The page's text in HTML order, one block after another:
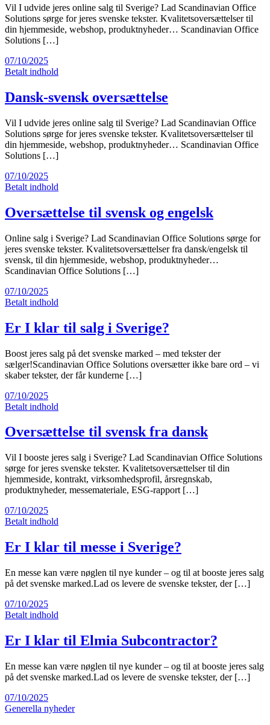
Vil I udvide jeres online salg til Sverige? Lad Scandinavian Office
Solutions sørge for jeres svenske tekster. Kvalitetsoversættelser til
din hjemmeside, webshop, produktnyheder… Scandinavian Office
Solutions […]
07/10/2025
Betalt indhold
Dansk-svensk oversættelse
Vil I udvide jeres online salg til Sverige? Lad Scandinavian Office
Solutions sørge for jeres svenske tekster. Kvalitetsoversættelser til
din hjemmeside, webshop, produktnyheder… Scandinavian Office
Solutions […]
07/10/2025
Betalt indhold
Oversættelse til svensk og engelsk
Online salg i Sverige? Lad Scandinavian Office Solutions sørge for
jeres svenske tekster. Kvalitetsoversættelser fra dansk/engelsk til
svensk, til din hjemmeside, webshop, produktnyheder…
Scandinavian Office Solutions […]
07/10/2025
Betalt indhold
Er I klar til salg i Sverige?
Boost jeres salg på det svenske marked – med tekster der
sælger!Scandinavian Office Solutions oversætter ikke bare ord – vi
skaber tekster, der får kunderne […]
07/10/2025
Betalt indhold
Oversættelse til svensk fra dansk
Vil I booste jeres salg i Sverige? Lad Scandinavian Office Solutions
sørge for jeres svenske tekster. Kvalitetsoversættelser til din
hjemmeside, kontrakt, virksomhedsprofil, årsregnskab,
produktnyheder, messemateriale, ESG-rapport […]
07/10/2025
Betalt indhold
Er I klar til messe i Sverige?
En messe kan være nøglen til nye kunder – og til at booste jeres salg
på det svenske marked.Lad os levere de svenske tekster, der […]
07/10/2025
Betalt indhold
Er I klar til Elmia Subcontractor?
En messe kan være nøglen til nye kunder – og til at booste jeres salg
på det svenske marked.Lad os levere de svenske tekster, der […]
07/10/2025
Generella nyheder